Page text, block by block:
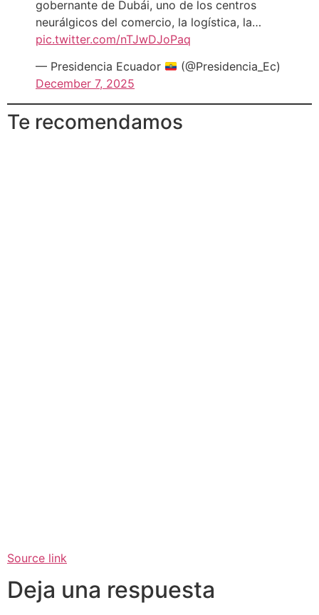
gobernante de Dubái, uno de los centros
neurálgicos del comercio, la logística, la…
pic.twitter.com/nTJwDJoPaq
— Presidencia Ecuador
(@Presidencia_Ec)
December 7, 2025
Te recomendamos
Source link
Deja una respuesta